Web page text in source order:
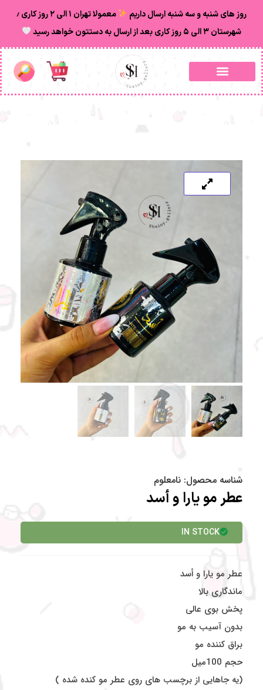
روز های شنبه و سه شنبه ارسال داریم
معمولا تهران ۱ الی ۲ روز‌ کاری ٫
شهرستان ۳ الی ۵ روز کاری بعد از ارسال به دستتون خواهد رسید
شناسه محصول: نامعلوم
عطر مو یارا و أسد
IN STOCK
عطر مو یارا و أسد
ماندگاری بالا
پخش بوی عالی
بدون آسیب به مو
براق کننده مو
حجم 100میل
(یه جاهایی از برچسب های روی عطر مو کنده شده )